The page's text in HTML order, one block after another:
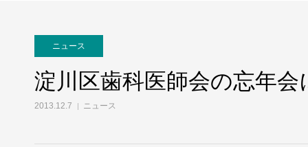
ニュース
淀川区歯科医師会の忘年
2013.12.7 ニュース